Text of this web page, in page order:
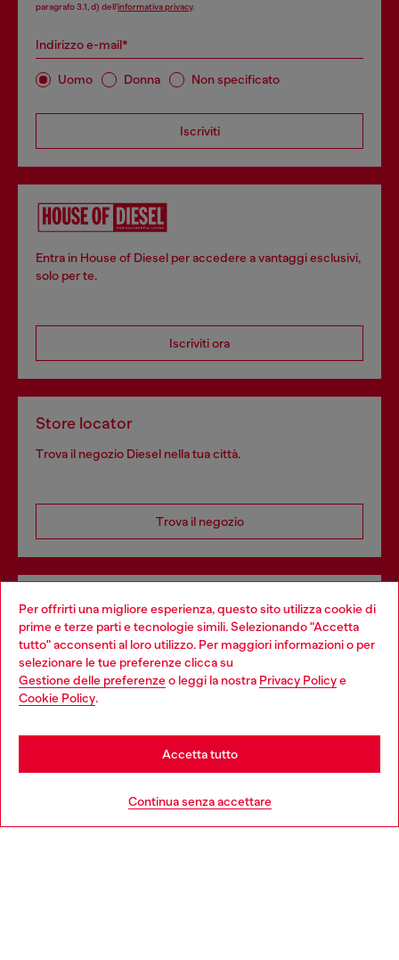
Per offrirti una migliore esperienza, questo sito utilizza cookie di
prime e terze parti e tecnologie simili. Selezionando "Accetta
tutto" acconsenti al loro utilizzo. Per maggiori informazioni o per
selezionare le tue preferenze clicca su
Gestione delle preferenzeo leggi la nostra Privacy Policye
Cookie Policy.
Continua senza accettare
Accetta tutto
paragrafo 3.1, d) dell’informativa privacy.
Indirizzo e-mail*
Uomo Donna Non specificato
Iscriviti
Entra in House of Diesel per accedere a vantaggi esclusivi,
solo per te.
Iscriviti ora
Store locator
Trova il negozio Diesel nella tua città.
Trova il negozio
Servizi omnicanale
Scopri tutti i nostri servizi, online e in negozio.
Choose your location
You are currently browsing Svizzera website, but it seems you
may be based in United States